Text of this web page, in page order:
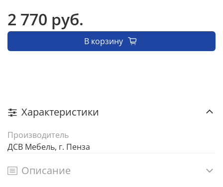
2 770 руб.
В корзину
Характеристики
Производитель
ДСВ Мебель, г. Пенза
Описание